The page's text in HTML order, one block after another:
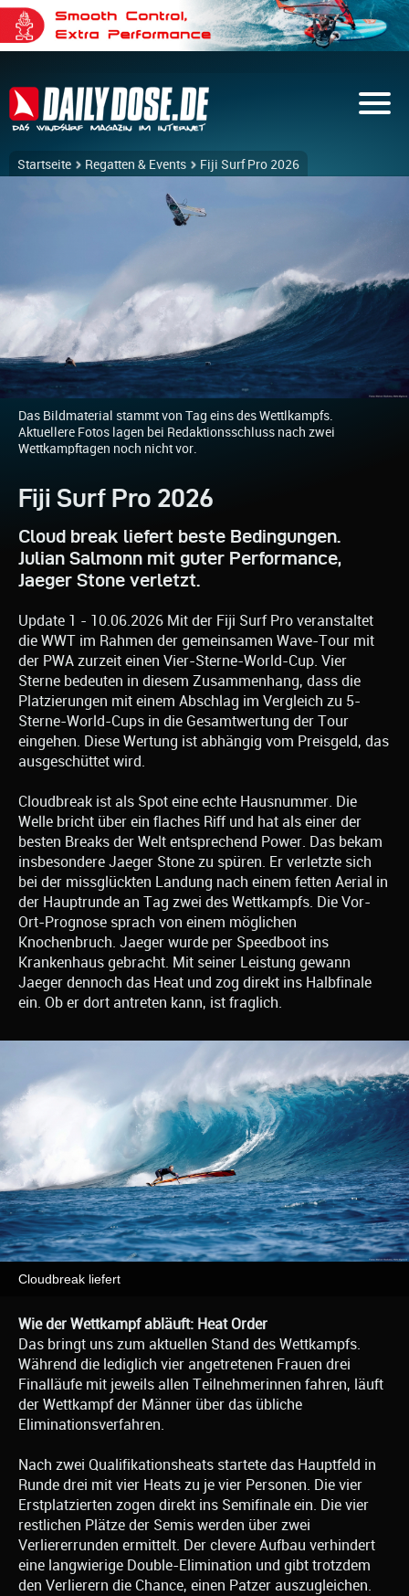
Startseite Regatten & Events Fiji Surf Pro 2026
Das Bildmaterial stammt von Tag eins des Wettlkampfs.
Aktuellere Fotos lagen bei Redaktionsschluss nach zwei
Wettkampftagen noch nicht vor.
Fiji Surf Pro 2026
Cloud break liefert beste Bedingungen.
Julian Salmonn mit guter Performance,
Jaeger Stone verletzt.
Update 1 - 10.06.2026 Mit der Fiji Surf Pro veranstaltet
die WWT im Rahmen der gemeinsamen Wave-Tour mit
der PWA zurzeit einen Vier-Sterne-World-Cup. Vier
Sterne bedeuten in diesem Zusammenhang, dass die
Platzierungen mit einem Abschlag im Vergleich zu 5-
Sterne-World-Cups in die Gesamtwertung der Tour
eingehen. Diese Wertung ist abhängig vom Preisgeld, das
ausgeschüttet wird.
Cloudbreak ist als Spot eine echte Hausnummer. Die
Welle bricht über ein flaches Riff und hat als einer der
besten Breaks der Welt entsprechend Power. Das bekam
insbesondere Jaeger Stone zu spüren. Er verletzte sich
bei der missglückten Landung nach einem fetten Aerial in
der Hauptrunde an Tag zwei des Wettkampfs. Die Vor-
Ort-Prognose sprach von einem möglichen
Knochenbruch. Jaeger wurde per Speedboot ins
Krankenhaus gebracht. Mit seiner Leistung gewann
Jaeger dennoch das Heat und zog direkt ins Halbfinale
ein. Ob er dort antreten kann, ist fraglich.
Cloudbreak liefert
Wie der Wettkampf abläuft: Heat Order
Das bringt uns zum aktuellen Stand des Wettkampfs.
Während die lediglich vier angetretenen Frauen drei
Finalläufe mit jeweils allen Teilnehmerinnen fahren, läuft
der Wettkampf der Männer über das übliche
Eliminationsverfahren.
Nach zwei Qualifikationsheats startete das Hauptfeld in
Runde drei mit vier Heats zu je vier Personen. Die vier
Erstplatzierten zogen direkt ins Semifinale ein. Die vier
restlichen Plätze der Semis werden über zwei
Verliererrunden ermittelt. Der clevere Aufbau verhindert
eine langwierige Double-Elimination und gibt trotzdem
den Verlierern die Chance, einen Patzer auszugleichen.